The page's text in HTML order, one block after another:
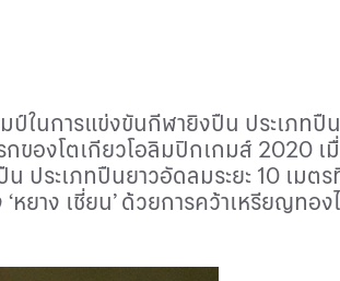
ป์ในการแข่งขันกีฬายิงปืน ประเภทปื
ของโตเกียวโอลิมปิกเกมส์ 2020 เ
ประเภทปืนยาวอัดลมระยะ 10 เมต
ยาง เชี่ยน’ ด้วยการคว้าเหรียญทอง